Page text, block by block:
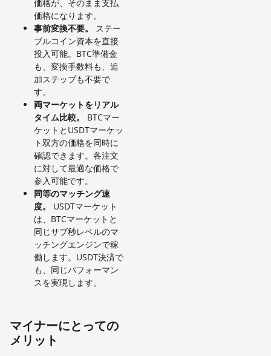
価格が、そのまま支払
価格になります。
事前変換不要。
ステー
ブルコイン資本を直接
投入可能。BTC準備金
も、変換手数料も、追
加ステップも不要で
す。
両マーケットをリアル
タイム比較。
BTCマー
ケットとUSDTマーケッ
ト双方の価格を同時に
確認できます。各注文
に対して最適な価格で
参入可能です。
同等のマッチング速
度。
USDTマーケット
は、BTCマーケットと
同じサブ秒レベルのマ
ッチングエンジンで稼
働します。USDT決済で
も、同じパフォーマン
スを実現します。
マイナーにとっての
メリット